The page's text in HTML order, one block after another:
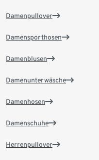
Damenpullover
Damensporthosen
Damenblusen
Damenunterwäsche
Damenhosen
Damenschuhe
Herrenpullover